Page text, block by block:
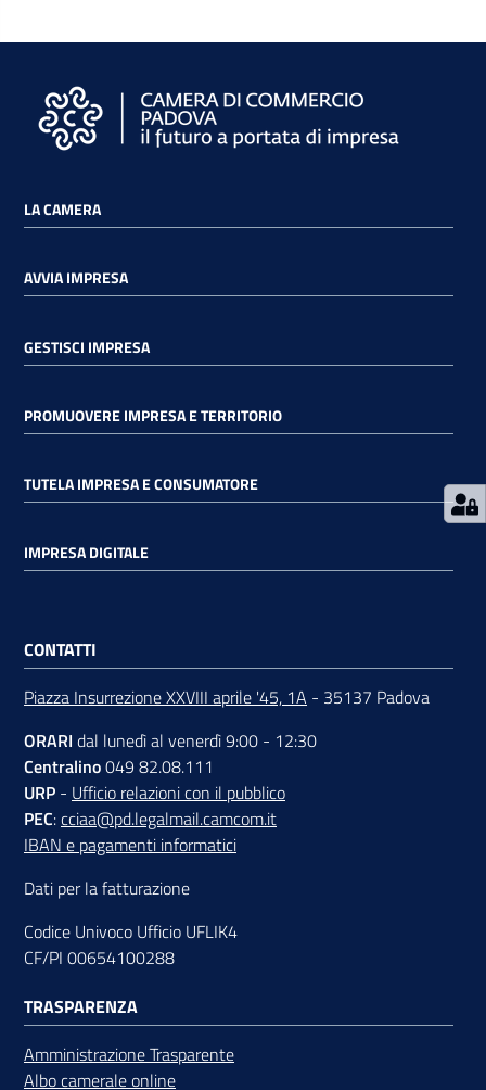
Prenota
zione
online
Contatti
Newsle
tter
Stampa
Seguici
su
LA CAMERA
AVVIA IMPRESA
GESTISCI IMPRESA
PROMUOVERE IMPRESA E TERRITORIO
TUTELA IMPRESA E CONSUMATORE
IMPRESA DIGITALE
CONTATTI
Piazza Insurrezione XXVIII aprile '45, 1A - 35137 Padova
ORARI dal lunedì al venerdì 9:00 - 12:30
Centralino049 82.08.111
URP - Ufficio relazioni con il pubblico
PEC:cciaa@pd.legalmail.camcom.it
IBAN e pagamenti informatici
Dati per la fatturazione
Codice Univoco Ufficio UFLIK4
CF/PI 00654100288
TRASPARENZA
Amministrazione Trasparente
Albo camerale online